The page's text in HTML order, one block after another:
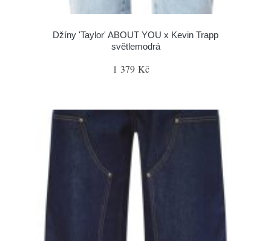
Džíny 'Taylor' ABOUT YOU x Kevin Trapp
světlemodrá
1 379 Kč